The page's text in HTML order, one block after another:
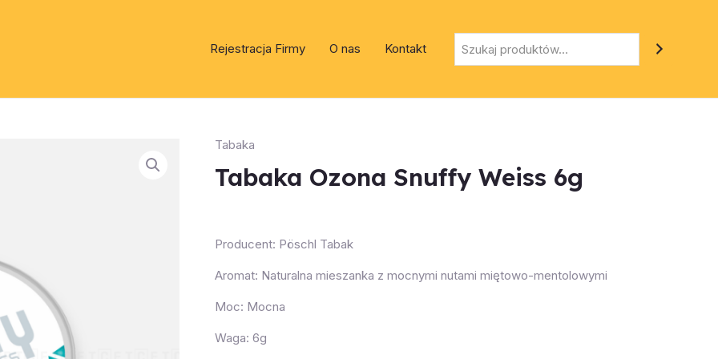
Rejestracja Firmy O nas Kontakt
Tabaka
Tabaka Ozona Snuffy Weiss 6g
Producent: Pöschl Tabak
Aromat: Naturalna mieszanka z mocnymi nutami miętowo-mentolowymi
Moc: Mocna
Waga: 6g